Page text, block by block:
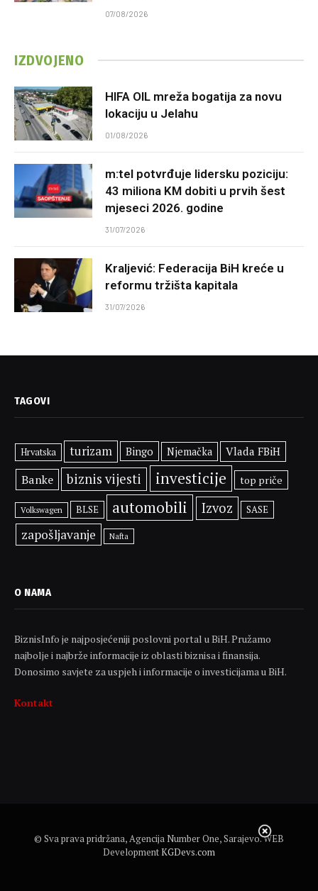
07/08/2026
IZDVOJENO
HIFA OIL mreža bogatija za novu
lokaciju u Jelahu
01/08/2026
m:tel potvrđuje lidersku poziciju:
43 miliona KM dobiti u prvih šest
mjeseci 2026. godine
31/07/2026
Kraljević: Federacija BiH kreće u
reformu tržišta kapitala
31/07/2026
TAGOVI
Hrvatska turizam Bingo Njemačka Vlada FBiH
Banke biznis vijesti investicije top priče
Volkswagen BLSE automobili Izvoz SASE
zapošljavanje Nafta
O NAMA
BiznisInfo je najposjećeniji poslovni portal u BiH. Pružamo
najbolje i najbrže informacije iz oblasti biznisa i finansija.
Donosimo savjete za uspjeh i informacije o investicijama u BiH.
Kontakt
© Sva prava pridržana, Agencija Number One, Sarajevo. WEB
DevelopmentKGDevs.com